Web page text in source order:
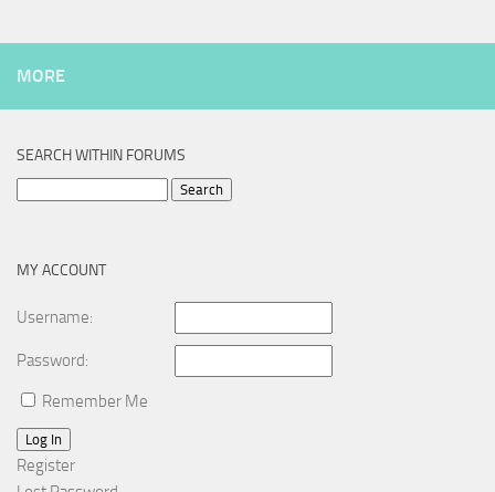
MORE
SEARCH WITHIN FORUMS
MY ACCOUNT
Username:
Password:
Remember Me
Log In
Register